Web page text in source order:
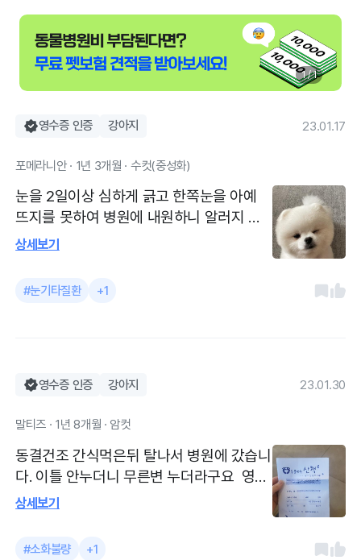
1 / 1
영수증 인증 강아지 23.01.17
포메라니안 · 1년 3개월 · 수컷(중성화)
눈을 2일이상 심하게 긁고 한쪽눈을 아예
뜨지를 못하여 병원에 내원하니 알러지 증
상이라고 했습니다! 형광염색검사와 항생
약과 안약을 넣어줬더니 금방 좋아졌습니
다!! 과잉진료없이 정확한 진단과 추후 관리
상세보기
#눈기타질환 +1
영수증 인증 강아지 23.01.30
말티즈 · 1년 8개월 · 암컷
동결건조 간식먹은뒤 탈나서 병원에 갔습니
다. 이틀 안누더니 무른변 누더라구요 영수
증엔 빠졌는데 사상충약 받아가고 검진받았
고 갑니다 동물병원은 산책이 최고죠^^ 꼬
상세보기
#소화불량 +1